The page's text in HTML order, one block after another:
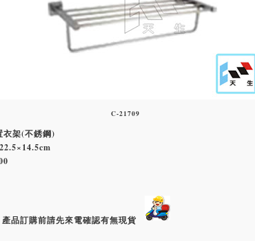
C-21709
衣架(不銹鋼)
產品訂購前請先來電確認有無現貨